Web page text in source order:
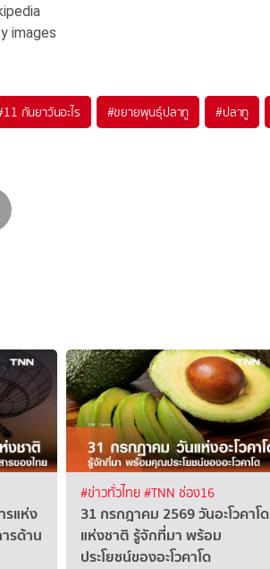
images
11 กันยาวันอะไร #ขยายพุนธุ์ปลาทู #ปลาทู
รแห่ง
รด้าน
#ข่าวทั่วไทย#TNN ช่อง16
31 กรกฎาคม 2569 วันอะโวคาโด
แห่งชาติ รู้จักที่มา พร้อม
ประโยชน์ของอะโวคาโด